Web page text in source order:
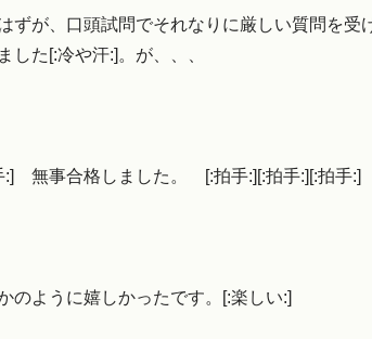
ずが、口頭試問でそれなりに厳しい質問を受
した[:冷や汗:]。が、、、
:] 無事合格しました。 [:拍手:][:拍手:][:拍手:]
のように嬉しかったです。[:楽しい:]